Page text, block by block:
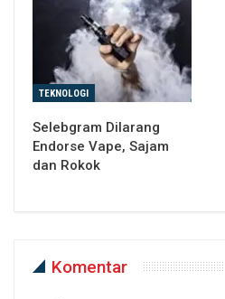
TEKNOLOGI
Selebgram Dilarang
Endorse Vape, Sajam
dan Rokok
Komentar